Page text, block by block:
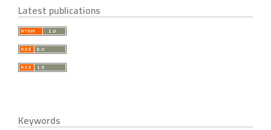
Latest publications
Keywords